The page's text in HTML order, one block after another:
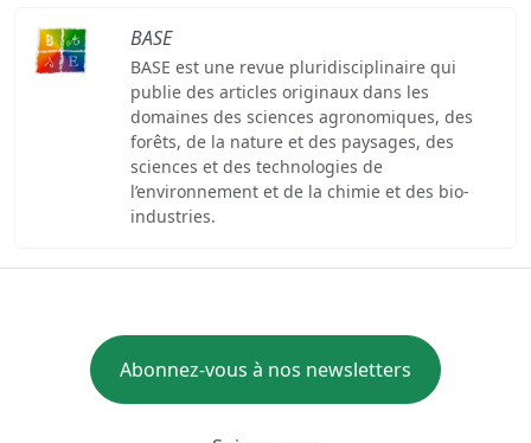
BASE
BASE est une revue pluridisciplinaire qui
publie des articles originaux dans les
domaines des sciences agronomiques, des
forêts, de la nature et des paysages, des
sciences et des technologies de
l’environnement et de la chimie et des bio-
industries.
Abonnez-vous à nos newsletters